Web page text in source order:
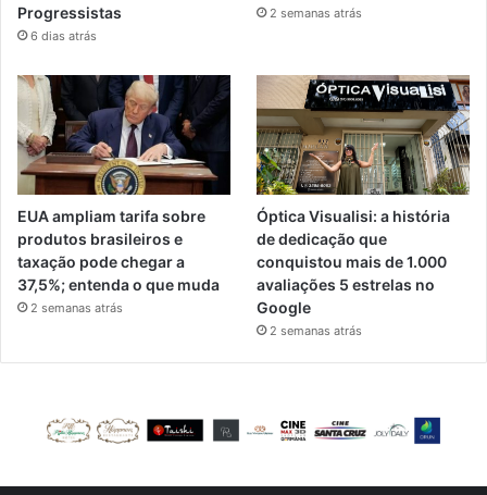
Progressistas
6 dias atrás
2 semanas atrás
EUA ampliam tarifa sobre
produtos brasileiros e
taxação pode chegar a
37,5%; entenda o que muda
2 semanas atrás
Óptica Visualisi: a história
de dedicação que
conquistou mais de 1.000
avaliações 5 estrelas no
Google
2 semanas atrás